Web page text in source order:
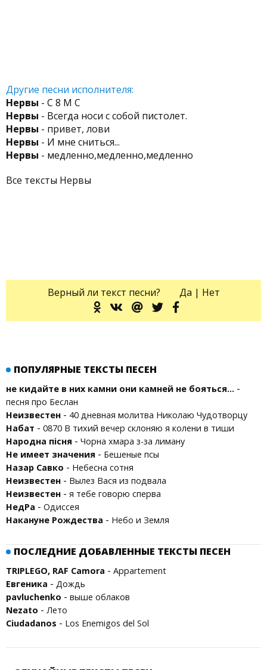
Другие песни исполнителя:
Нервы - С 8 М С
Нервы - Всегда носи с собой пистолет.
Нервы - привет, лови
Нервы - И мне сниться...
Нервы - медленно,медленно,медленно
Все тексты Нервы
Верный ли текст песни? Да | Нет
ПОПУЛЯРНЫЕ ТЕКСТЫ ПЕСЕН
не кидайте в них камни они камней не бояться... -
песня про Беслан
Неизвестен - 40 дневная молитва Николаю Чудотворцу
Набат - 0870 В тихий вечер склоняю я колени в тиши
Народна пісня - Чорна хмара з-за лиману
Не имеет значения - Бешеные псы
Назар Савко - Небесна сотня
Неизвестен - Вылез Вася из подвала
Неизвестен - я тебе говорю сперва
НедРа - Одиссея
Накануне Рождества - Небо и Земля
ПОСЛЕДНИЕ ДОБАВЛЕННЫЕ ТЕКСТЫ ПЕСЕН
TRIPLEGO, RAF Camora - Appartement
Евгеника - Дождь
pavluchenko - выше облаков
Nezato - Лето
Ciudadanos - Los Enemigos del Sol